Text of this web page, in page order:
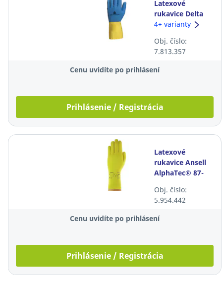
Latexové
rukavice Delta
Plus Duocolor
veľkosť 8/9, žlté,
12 párov
4+ varianty
Obj. číslo:
7.813.357
Cenu uvidíte po prihlásení
Prihlásenie / Registrácia
Latexové
rukavice Ansell
AlphaTec® 87-
veľkosť 7,5-8,
žlté, 12 párov
Obj. číslo:
5.954.442
Cenu uvidíte po prihlásení
Prihlásenie / Registrácia